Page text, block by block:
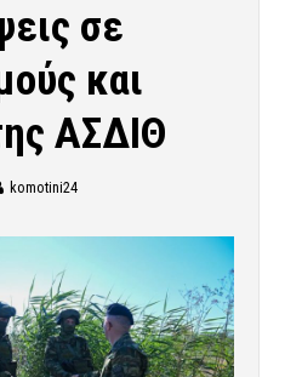
σε
και
ΑΣΔΙΘ
komotini24